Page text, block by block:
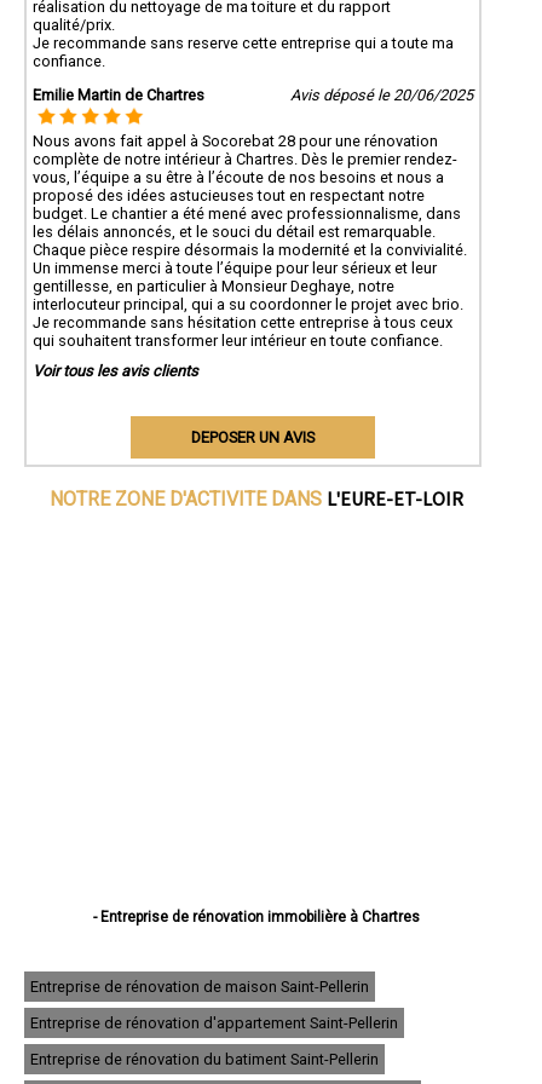
réalisation du nettoyage de ma toiture et du rapport
qualité/prix.
Je recommande sans reserve cette entreprise qui a toute ma
confiance.
Emilie Martin de Chartres
Avis déposé le 20/06/2025
Nous avons fait appel à Socorebat 28 pour une rénovation
complète de notre intérieur à Chartres. Dès le premier rendez-
vous, l’équipe a su être à l’écoute de nos besoins et nous a
proposé des idées astucieuses tout en respectant notre
budget. Le chantier a été mené avec professionnalisme, dans
les délais annoncés, et le souci du détail est remarquable.
Chaque pièce respire désormais la modernité et la convivialité.
Un immense merci à toute l’équipe pour leur sérieux et leur
gentillesse, en particulier à Monsieur Deghaye, notre
interlocuteur principal, qui a su coordonner le projet avec brio.
Je recommande sans hésitation cette entreprise à tous ceux
qui souhaitent transformer leur intérieur en toute confiance.
Voir tous les avis clients
DEPOSER UN AVIS
NOTRE ZONE D'ACTIVITE DANS L'EURE-ET-LOIR
- Entreprise de rénovation immobilière à Chartres
- Entreprise de rénovation immobilière à Châteaudun
- Entreprise de rénovation immobilière à Vernouillet
- Entreprise de rénovation immobilière à Nogent-le-Rotrou
- Entreprise de rénovation immobilière à Mainvilliers
- Entreprise de rénovation immobilière à Luisant
Entreprise de rénovation de maison Saint-Pellerin
Entreprise de rénovation d'appartement Saint-Pellerin
Entreprise de rénovation du batiment Saint-Pellerin